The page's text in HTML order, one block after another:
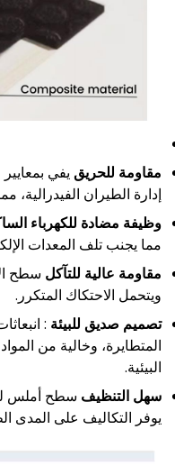
مقاومة للحريقيفي
إدارة الطيران
وظيفة مضادة للكهرباء
مما يجنب تلف المعدات
مقاومة عالية للتآكل سطح
ويتحمل الاحتكاك المتكرر.
تصميم صديق للبيئة :
المتطايرة، وخالية من
البيئية.
سهل التنظيف سطح أملس
يوفر التكاليف على المدى